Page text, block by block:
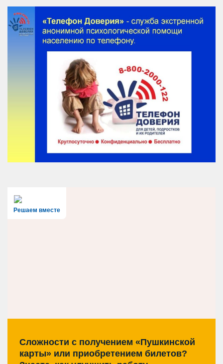
Решаем вместе
Сложности с получением «Пушкинской
карты» или приобретением билетов?